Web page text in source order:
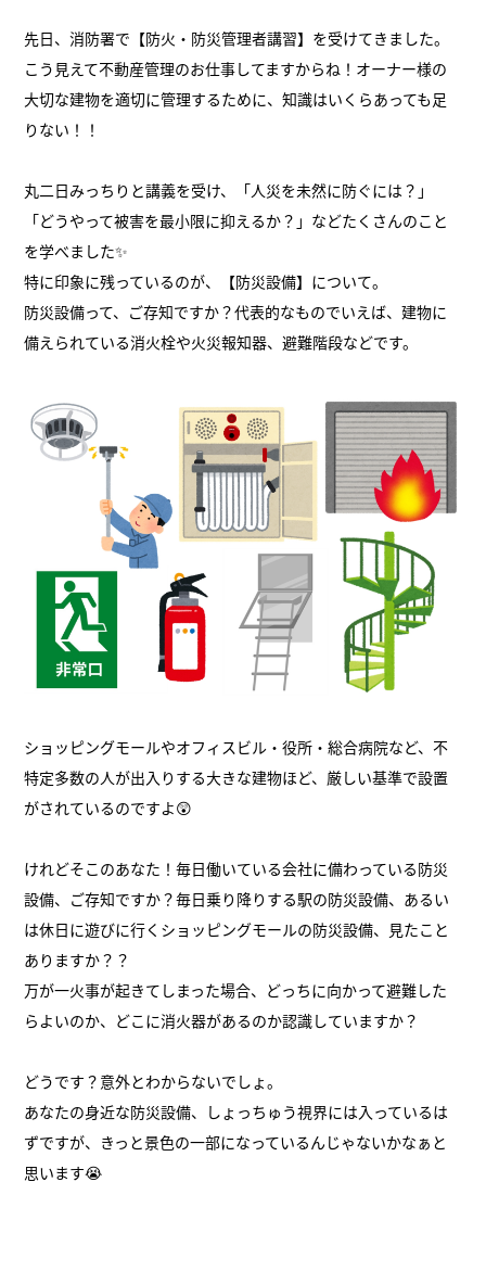
先日、消防署で【防火・防災管理者講習】を受けてきました。
こう見えて不動産管理のお仕事してますからね！オーナー様の
大切な建物を適切に管理するために、知識はいくらあっても足
りない！！
丸二日みっちりと講義を受け、「人災を未然に防ぐには？」
「どうやって被害を最小限に抑えるか？」などたくさんのこと
を学べました✨
特に印象に残っているのが、【防災設備】について。
防災設備って、ご存知ですか？代表的なものでいえば、建物に
備えられている消火栓や火災報知器、避難階段などです。
ショッピングモールやオフィスビル・役所・総合病院など、不
特定多数の人が出入りする大きな建物ほど、厳しい基準で設置
がされているのですよ😲
けれどそこのあなた！毎日働いている会社に備わっている防災
設備、ご存知ですか？毎日乗り降りする駅の防災設備、あるい
は休日に遊びに行くショッピングモールの防災設備、見たこと
ありますか？？
万が一火事が起きてしまった場合、どっちに向かって避難した
らよいのか、どこに消火器があるのか認識していますか？
どうです？意外とわからないでしょ。
あなたの身近な防災設備、しょっちゅう視界には入っているは
ずですが、きっと景色の一部になっているんじゃないかなぁと
思います😭